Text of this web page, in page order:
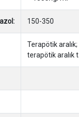
150-350
Terapötik
terapötik aralık